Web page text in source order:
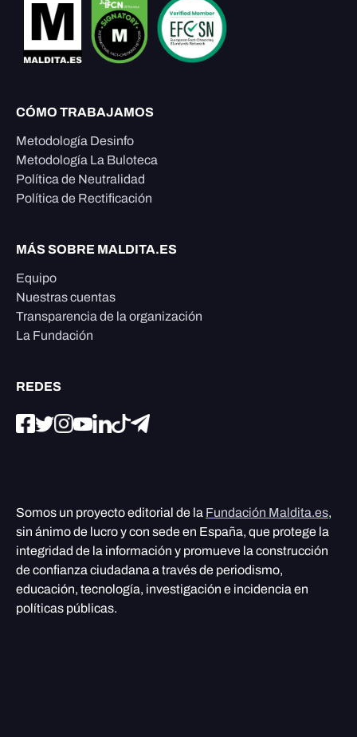
CÓMO TRABAJAMOS
Metodología Desinfo
Metodología La Buloteca
Política de Neutralidad
Política de Rectificación
MÁS SOBRE MALDITA.ES
Equipo
Nuestras cuentas
Transparencia de la organización
La Fundación
REDES
Somos un proyecto editorial de la Fundación Maldita.es,
sin ánimo de lucro y con sede en España, que protege la
integridad de la información y promueve la construcción
de confianza ciudadana a través de periodismo,
educación, tecnología, investigación e incidencia en
políticas públicas.